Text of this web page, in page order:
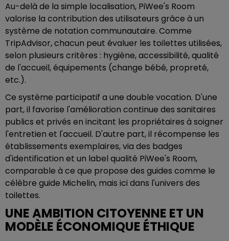
Au-delà de la simple localisation, PiWee's Room
valorise la contribution des utilisateurs grâce à un
système de notation communautaire. Comme
TripAdvisor, chacun peut évaluer les toilettes utilisées,
selon plusieurs critères : hygiène, accessibilité, qualité
de l'accueil, équipements (change bébé, propreté,
etc.).
Ce système participatif a une double vocation. D'une
part, il favorise l'amélioration continue des sanitaires
publics et privés en incitant les propriétaires à soigner
l'entretien et l'accueil. D'autre part, il récompense les
établissements exemplaires, via des badges
d'identification et un label qualité PiWee's Room,
comparable à ce que propose des guides comme le
célèbre guide Michelin, mais ici dans l'univers des
toilettes.
UNE AMBITION CITOYENNE ET UN
MODÈLE ÉCONOMIQUE ÉTHIQUE